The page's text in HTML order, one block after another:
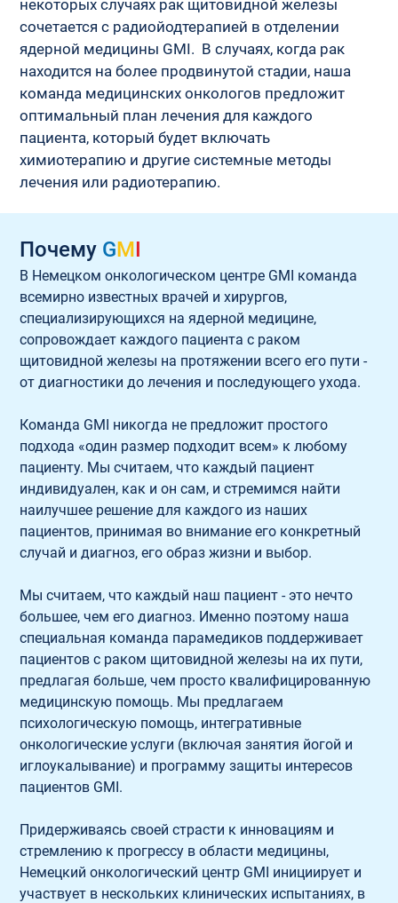
некоторых случаях рак щитовидной железы
сочетается с радиойодтерапией в отделении
ядерной медицины GMI.  В случаях, когда рак
находится на более продвинутой стадии, наша
команда медицинских онкологов предложит
оптимальный план лечения для каждого
пациента, который будет включать
химиотерапию и другие системные методы
лечения или радиотерапию.
Почему GMI
В Немецком онкологическом центре GMI команда
всемирно известных врачей и хирургов,
специализирующихся на ядерной медицине,
сопровождает каждого пациента с раком
щитовидной железы на протяжении всего его пути -
от диагностики до лечения и последующего ухода.
Команда GMI никогда не предложит простого
подхода «один размер подходит всем» к любому
пациенту. Мы считаем, что каждый пациент
индивидуален, как и он сам, и стремимся найти
наилучшее решение для каждого из наших
пациентов, принимая во внимание его конкретный
случай и диагноз, его образ жизни и выбор.
Мы считаем, что каждый наш пациент - это нечто
большее, чем его диагноз. Именно поэтому наша
специальная команда парамедиков поддерживает
пациентов с раком щитовидной железы на их пути,
предлагая больше, чем просто квалифицированную
медицинскую помощь. Мы предлагаем
психологическую помощь, интегративные
онкологические услуги (включая занятия йогой и
иглоукалывание) и программу защиты интересов
пациентов GMI.
Придерживаясь своей страсти к инновациям и
стремлению к прогрессу в области медицины,
Немецкий онкологический центр GMI инициирует и
участвует в нескольких клинических испытаниях, в